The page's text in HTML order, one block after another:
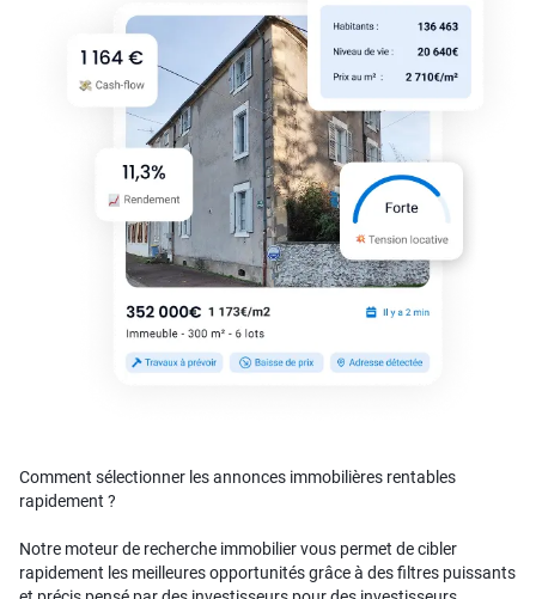
Comment sélectionner les annonces immobilières rentables
rapidement ?
Notre moteur de recherche immobilier vous permet de cibler
rapidement les meilleures opportunités grâce à des filtres puissants